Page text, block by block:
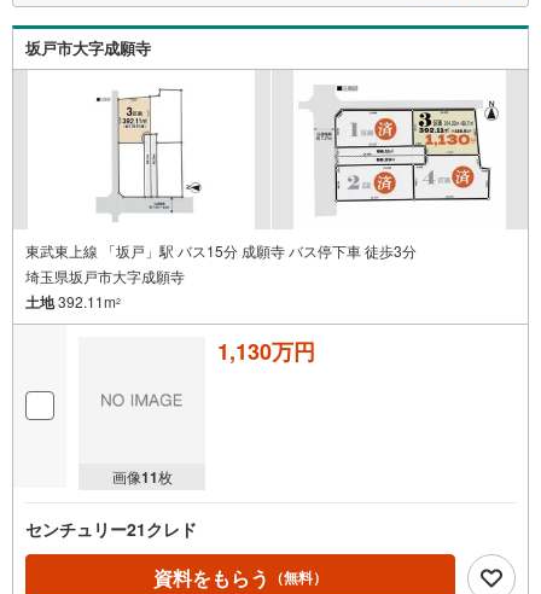
間取り検討から仕様選びまで楽しんでいただけるよう丁寧にサポート。
過程そのものが思い出になるよう、最後まで寄り添ってお手伝いいたしま
す◎
━…‥Design‥…━
本分譲地では、当社住宅仕様「COCOYUNO」による建築相談が可能です＾
耐震等級3取得に加え、制震装置「MIRAIEΣ」を標準採用し、
長期優良住宅基準を満たした安心設計◎
C値0.5以下の高気密性能や発泡ウレタン断熱材を採用し、
快適性・耐久性・将来価値に配慮した住まいづくりを行っています！
━…‥Location‥…━
周辺環境も徒歩圏内に充実している好立地！
最寄りの東武東上線「坂戸」駅まで徒歩15分！
坂戸市立入西小学校まで徒歩3分と、お子様の通学も安心・安全の距離です
も充実！
日々の暮らしを支える施設が身近に揃っています。
坂戸市大字成願寺
東武東上線 「坂戸」駅 バス15分 成願寺 バス停下車 徒歩3分
埼玉県坂戸市大字成願寺
土地392.11m2
画像11枚
1,130万円
センチュリー21クレド
資料をもらう （無料）